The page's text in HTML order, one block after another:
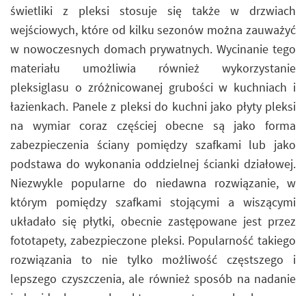
świetliki z pleksi stosuje się także w drzwiach
wejściowych, które od kilku sezonów można zauważyć
w nowoczesnych domach prywatnych. Wycinanie tego
materiału umożliwia również wykorzystanie
pleksiglasu o zróżnicowanej grubości w kuchniach i
łazienkach. Panele z pleksi do kuchni jako płyty pleksi
na wymiar coraz częściej obecne są jako forma
zabezpieczenia ściany pomiędzy szafkami lub jako
podstawa do wykonania oddzielnej ścianki działowej.
Niezwykle popularne do niedawna rozwiązanie, w
którym pomiędzy szafkami stojącymi a wiszącymi
układało się płytki, obecnie zastępowane jest przez
fototapety, zabezpieczone pleksi. Popularność takiego
rozwiązania to nie tylko możliwość częstszego i
lepszego czyszczenia, ale również sposób na nadanie